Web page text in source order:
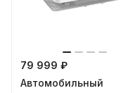
79 999 ₽
Автомобильный